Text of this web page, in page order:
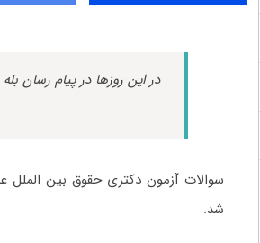
در این روزها در پیام رسان
شد.